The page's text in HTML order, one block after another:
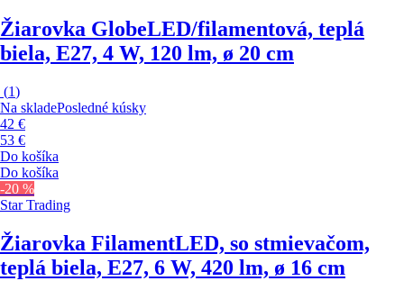
Žiarovka GlobeLED/filamentová, teplá
biela, E27, 4 W, 120 lm, ø 20 cm
(1)
Na skladePosledné kúsky
42 €
53 €
Do košíka
Do košíka
-20 %
Star Trading
Žiarovka FilamentLED, so stmievačom,
teplá biela, E27, 6 W, 420 lm, ø 16 cm